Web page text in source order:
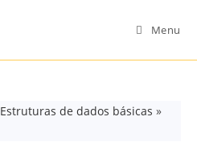
Menu
Estruturas de dados básicas »